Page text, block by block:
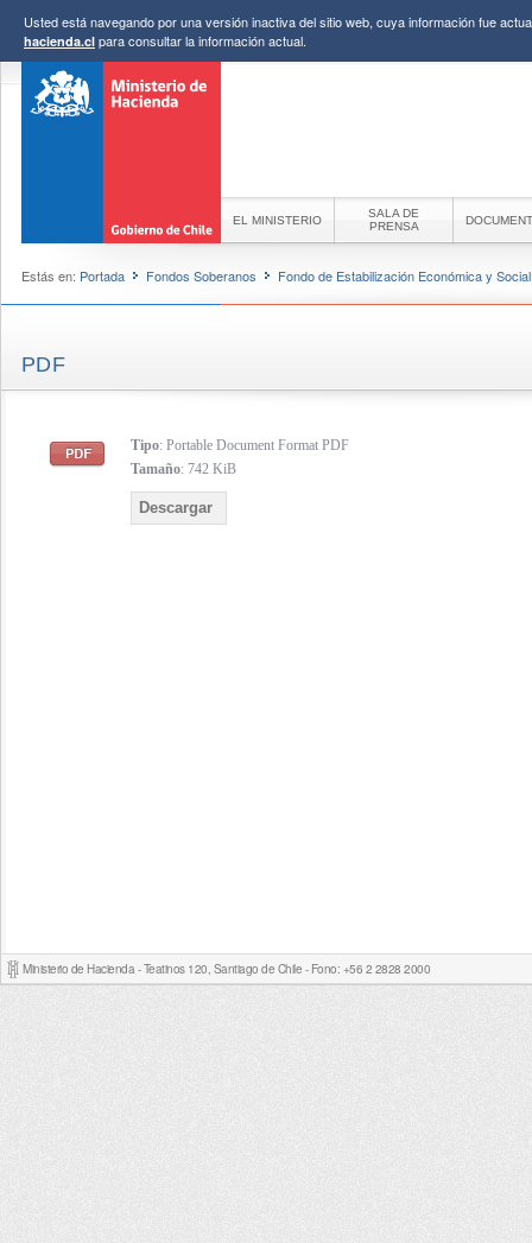
Usted está navegando por una versión inactiva del sitio web, cuya información fue
hacienda.cl para consultar la información actual.
EL MINISTERIO
SALA DE
PRENSA
Estás en: Portada Fondos Soberanos Fondo de Estabilización Económica y Social
PDF
Tipo: Portable Document Format PDF
Tamaño: 742 KiB
Descargar
Ministerio de Hacienda - Teatinos 120, Santiago de Chile - Fono: +56 2 2828 2000